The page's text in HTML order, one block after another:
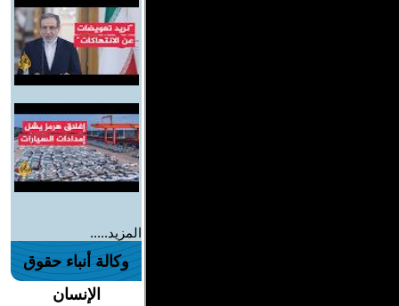
المزيد.....
وكالة أنباء حقوق
الإنسان